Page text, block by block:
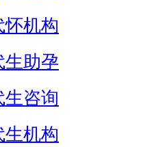
怀机构
生助孕
生咨询
生机构